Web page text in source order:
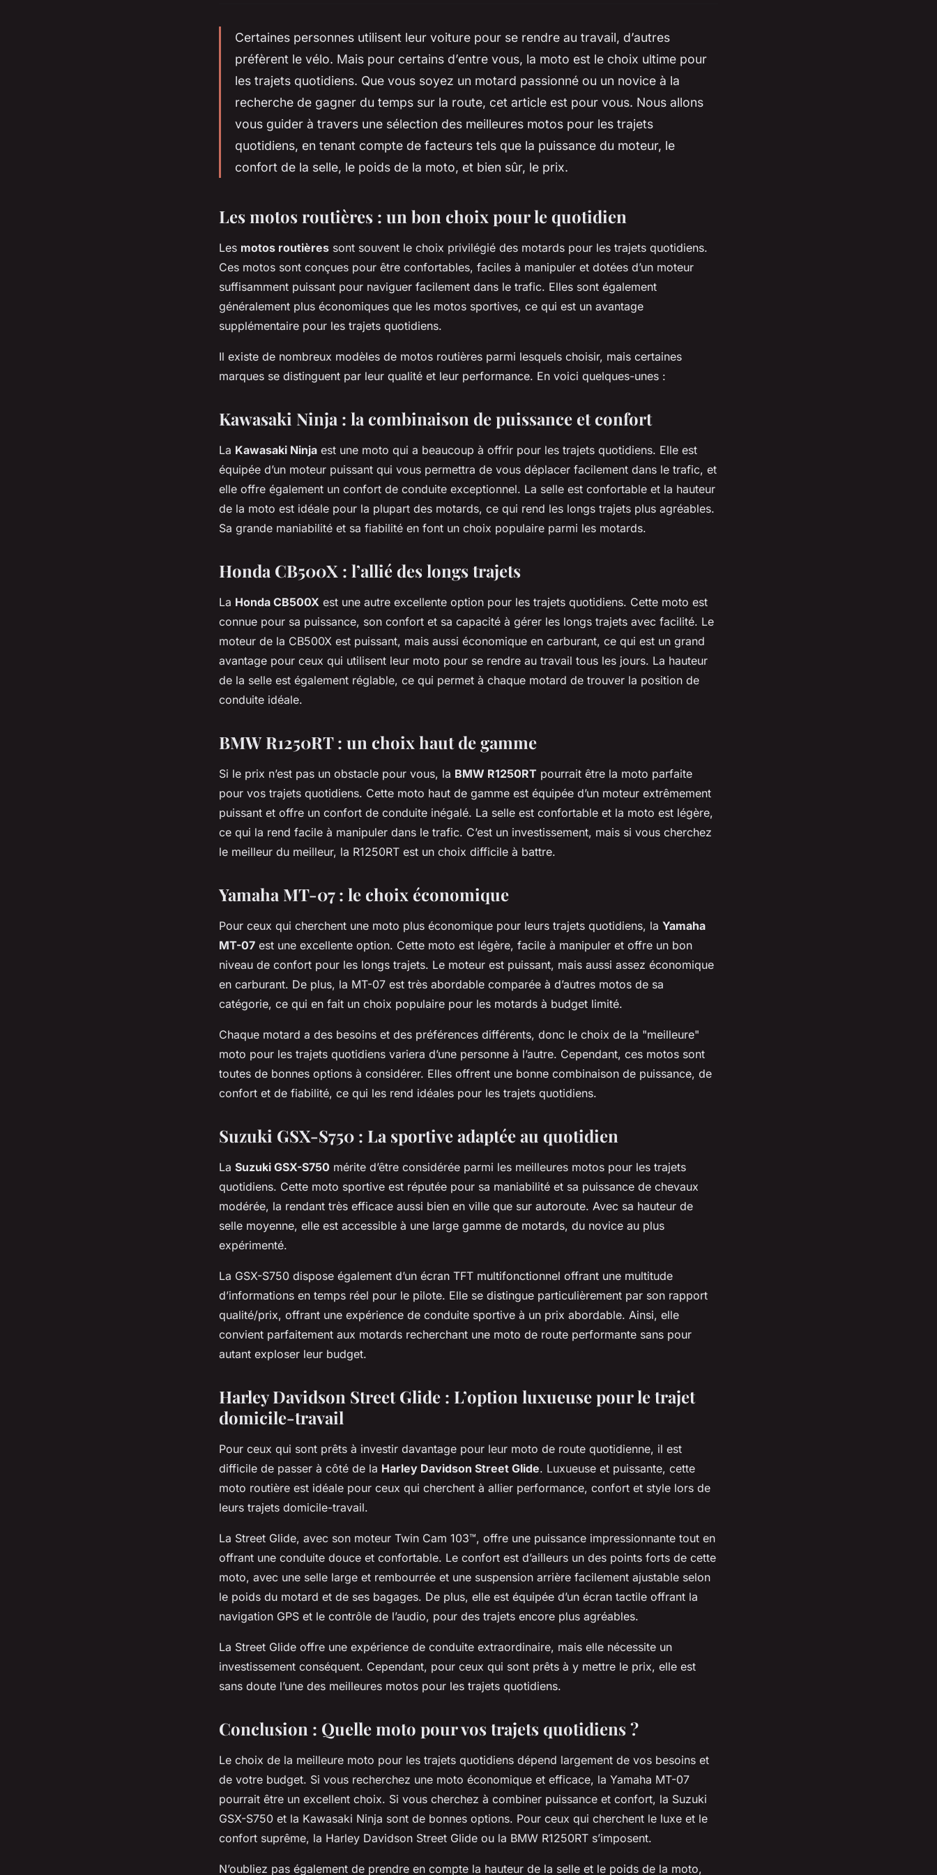
Certaines personnes utilisent leur voiture pour se rendre au travail, d’autres
préfèrent le vélo. Mais pour certains d’entre vous, la moto est le choix ultime pour
les trajets quotidiens. Que vous soyez un motard passionné ou un novice à la
recherche de gagner du temps sur la route, cet article est pour vous. Nous allons
vous guider à travers une sélection des meilleures motos pour les trajets
quotidiens, en tenant compte de facteurs tels que la puissance du moteur, le
confort de la selle, le poids de la moto, et bien sûr, le prix.
Les motos routières : un bon choix pour le quotidien
Les motos routières sont souvent le choix privilégié des motards pour les trajets quotidiens.
Ces motos sont conçues pour être confortables, faciles à manipuler et dotées d’un moteur
suffisamment puissant pour naviguer facilement dans le trafic. Elles sont également
généralement plus économiques que les motos sportives, ce qui est un avantage
supplémentaire pour les trajets quotidiens.
Il existe de nombreux modèles de motos routières parmi lesquels choisir, mais certaines
marques se distinguent par leur qualité et leur performance. En voici quelques-unes :
Kawasaki Ninja : la combinaison de puissance et confort
La Kawasaki Ninja est une moto qui a beaucoup à offrir pour les trajets quotidiens. Elle est
équipée d’un moteur puissant qui vous permettra de vous déplacer facilement dans le trafic, et
elle offre également un confort de conduite exceptionnel. La selle est confortable et la hauteur
de la moto est idéale pour la plupart des motards, ce qui rend les longs trajets plus agréables.
Sa grande maniabilité et sa fiabilité en font un choix populaire parmi les motards.
Honda CB500X : l’allié des longs trajets
La Honda CB500X est une autre excellente option pour les trajets quotidiens. Cette moto est
connue pour sa puissance, son confort et sa capacité à gérer les longs trajets avec facilité. Le
moteur de la CB500X est puissant, mais aussi économique en carburant, ce qui est un grand
avantage pour ceux qui utilisent leur moto pour se rendre au travail tous les jours. La hauteur
de la selle est également réglable, ce qui permet à chaque motard de trouver la position de
conduite idéale.
BMW R1250RT : un choix haut de gamme
Si le prix n’est pas un obstacle pour vous, la BMW R1250RT pourrait être la moto parfaite
pour vos trajets quotidiens. Cette moto haut de gamme est équipée d’un moteur extrêmement
puissant et offre un confort de conduite inégalé. La selle est confortable et la moto est légère,
ce qui la rend facile à manipuler dans le trafic. C’est un investissement, mais si vous cherchez
le meilleur du meilleur, la R1250RT est un choix difficile à battre.
Yamaha MT-07 : le choix économique
Pour ceux qui cherchent une moto plus économique pour leurs trajets quotidiens, la Yamaha
MT-07 est une excellente option. Cette moto est légère, facile à manipuler et offre un bon
niveau de confort pour les longs trajets. Le moteur est puissant, mais aussi assez économique
en carburant. De plus, la MT-07 est très abordable comparée à d’autres motos de sa
catégorie, ce qui en fait un choix populaire pour les motards à budget limité.
Chaque motard a des besoins et des préférences différents, donc le choix de la "meilleure"
moto pour les trajets quotidiens variera d’une personne à l’autre. Cependant, ces motos sont
toutes de bonnes options à considérer. Elles offrent une bonne combinaison de puissance, de
confort et de fiabilité, ce qui les rend idéales pour les trajets quotidiens.
Suzuki GSX-S750 : La sportive adaptée au quotidien
La Suzuki GSX-S750 mérite d’être considérée parmi les meilleures motos pour les trajets
quotidiens. Cette moto sportive est réputée pour sa maniabilité et sa puissance de chevaux
modérée, la rendant très efficace aussi bien en ville que sur autoroute. Avec sa hauteur de
selle moyenne, elle est accessible à une large gamme de motards, du novice au plus
expérimenté.
La GSX-S750 dispose également d’un écran TFT multifonctionnel offrant une multitude
d’informations en temps réel pour le pilote. Elle se distingue particulièrement par son rapport
qualité/prix, offrant une expérience de conduite sportive à un prix abordable. Ainsi, elle
convient parfaitement aux motards recherchant une moto de route performante sans pour
autant exploser leur budget.
Harley Davidson Street Glide : L’option luxueuse pour le trajet
domicile-travail
Pour ceux qui sont prêts à investir davantage pour leur moto de route quotidienne, il est
difficile de passer à côté de la Harley Davidson Street Glide. Luxueuse et puissante, cette
moto routière est idéale pour ceux qui cherchent à allier performance, confort et style lors de
leurs trajets domicile-travail.
La Street Glide, avec son moteur Twin Cam 103™, offre une puissance impressionnante tout en
offrant une conduite douce et confortable. Le confort est d’ailleurs un des points forts de cette
moto, avec une selle large et rembourrée et une suspension arrière facilement ajustable selon
le poids du motard et de ses bagages. De plus, elle est équipée d’un écran tactile offrant la
navigation GPS et le contrôle de l’audio, pour des trajets encore plus agréables.
La Street Glide offre une expérience de conduite extraordinaire, mais elle nécessite un
investissement conséquent. Cependant, pour ceux qui sont prêts à y mettre le prix, elle est
sans doute l’une des meilleures motos pour les trajets quotidiens.
Conclusion : Quelle moto pour vos trajets quotidiens ?
Le choix de la meilleure moto pour les trajets quotidiens dépend largement de vos besoins et
de votre budget. Si vous recherchez une moto économique et efficace, la Yamaha MT-07
pourrait être un excellent choix. Si vous cherchez à combiner puissance et confort, la Suzuki
GSX-S750 et la Kawasaki Ninja sont de bonnes options. Pour ceux qui cherchent le luxe et le
confort suprême, la Harley Davidson Street Glide ou la BMW R1250RT s’imposent.
N’oubliez pas également de prendre en compte la hauteur de la selle et le poids de la moto,